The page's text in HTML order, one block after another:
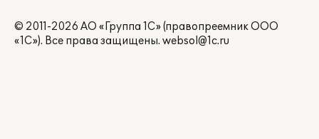
© 2011-2026 АО «Группа 1С» (правопреемник ООО
«1С»). Все права защищены. websol@1c.ru